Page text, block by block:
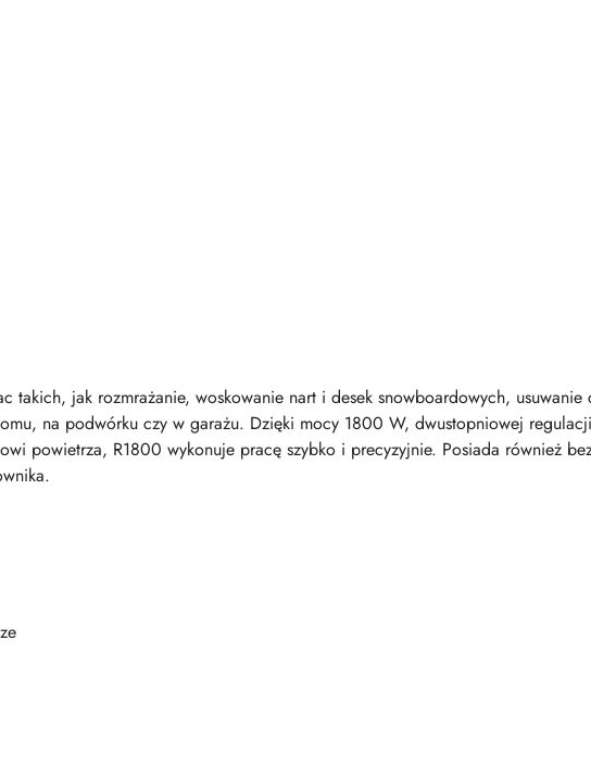
takich, jak rozmrażanie, woskowanie nart i desek snowboardowych, usuwanie
na podwórku czy w garażu. Dzięki mocy 1800 W, dwustopniowej regulacji
powietrza, R1800 wykonuje pracę szybko i precyzyjnie. Posiada również